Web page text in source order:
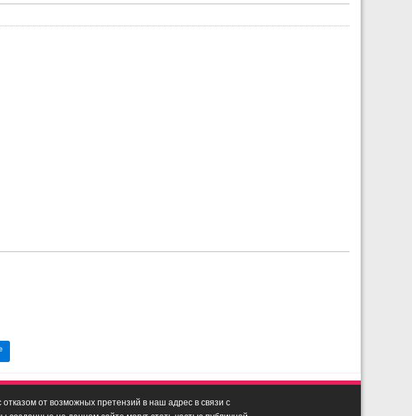
от возможных претензий в наш адрес в связи с